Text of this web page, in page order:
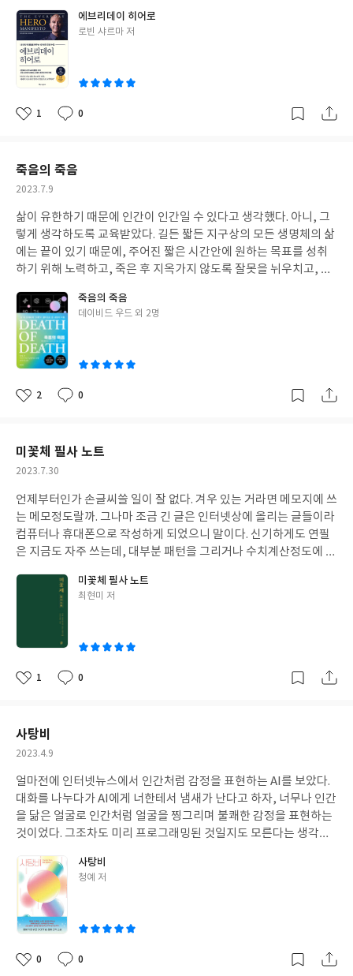
언젠가 지인에게 인기디저트는 레시피 한 장만으로도 고가에 거래
된다는 것을 들은 적이 있는데, 이 책에는 55종의 디저트레시피가
있다. 요알못이라 레시피의 요리순서를 읽어가며 머리속으로만 만
들어 보았는데, 만약 빵집이나 디저트 매장을 운영하는 분이 읽는다
면 가뜩이나 유행시기가 짧은 우리나라에서 다음에 유행할 디저트
를 미리 점쳐보는 것도 가능하지 않을까 하는 흥미로운 생각도 문득
들었다. 책을 읽으면서 살짝 아쉬운 점은 몇몇 디저트의 사진이 없는
하면서 먹고 마시는 디저트를 보며 디저트의 이름을 알아보는 것도
흥미로울 것이다.
전 지구를 긴장에 몰아넣을 수 있다는 것도 알게 되었고, 걱정없이
밟고 다니던 든든한 땅이 더이상 안전지대가 아니라는 것도 알게 되
었다. 날씨도 과거와 다르고, 전쟁중인 나라들도 이웃에 있다. 안정
과 불안정 사이의 미묘한 시소가 불안정으로 자꾸 기울고 있다는 느
낌이라 가끔은 무엇으로도 진정되지 않는 불안에 휩싸일 때도 있다.
이러한 때에는 역시 자기계발서적에 의지하고 싶은 마음이 든다. 언
고 실천안하는 독자의 문제일 뿐일텐데 말이다. 이번에 읽은 <에브
리데이 히어로>는 일상에서 승리하는 방법을 총집합시켜 놓은 것같
은 책이다. 두께가 상당한 책이고, 읽으면서 손목도 좀 아팠지만, 가
독성이 좋고 내용 자체에 공감이 많이 되어서 쉽게 읽은 것 같다. 갖
고 있는 가능성을 축소시키지 말고 더 발전시켜 나가라는 내용을 보
면서 얼마전 앞으로의 일에 대해 이야기를 나누던 중 뭘 자꾸 더 하
려고 하냐고 만류하던 지인이 떠올랐다. 당시에도 아직 수십년은 더
이 책을 권해주어야 할 1번인듯 싶다. 책의 저자가 이전에도 여러 권
의 자기계발서를 쓴 유명한 분이시고 이번 책이 이전 책까지 아우르
는 내용인 듯 해서 더 깊이가 있지 않았나 싶기도 하다. 책속에 나오
는 글 중에 어디 쪽지에라도 적어서 두고두고 읽어야겠다 싶은 내용
들도 많았고, 평소 생각하던 부분에 대한 내용도 있어서 반갑기도
했다. 사람들의 선함을 믿으라고 하면서도 체크를 잊지 말라고 하는
부분이라든가, 시도조차 하지 않으면 이길 수 없다고 반복적으로 나
면 3단계 성공공식인데, 더 나은 인식이 더 나은 선택을 낳아서 더
나은 결과를 가져온다는 것으로 당연하지만, 일상에서 적용하여 실
천하겠다고 생각해 본 적이 없는 것이라 기억에 남는다. 그리고, 소
크라테스가 교육은 빈 그릇을 채우는 일이 아니라 배움의 불꽃이 타
오르게 하는 일이라고 했다는데, 마음에 두고 나중에 써먹어야겠다
싶은 생각도 해보았다. 부를 이루는 구체적인 방법을 제시한다기 보
다 더 나은 삶을 향한 토대를 차곡차곡 다지도록 도와주는 책이라는
생각이 든다. 더운 여름 땀흘리며 몇 시간 투자하기에 아깝지 않은
에브리데이 히어로
글
로빈 샤르마 저
좋
1
댓
0
작
죽음의 죽음
작
일
2023.7.9
삶이 유한하기 때문에 인간이 인간일 수 있다고 생각했다. 아니, 그
렇게 생각하도록 교육받았다. 길든 짧든 지구상의 모든 생명체의 삶
에는 끝이 있기 때문에, 주어진 짧은 시간안에 원하는 목표를 성취
하기 위해 노력하고, 죽은 후 지옥가지 않도록 잘못을 뉘우치고, 똑
생각했다. 그런데, 만약, 내가 죽지 않는다면 이 모든 일들을 지금과
똑같이 생각할 수 있을까. 그런 때가 오면, 죽기 전에 조금이라도 복
리효과를 누리기 위해 절약하는 것도 여유가 있을 터이고, 어떤 잘
못을 저지르든 언제든지 뉘우칠 수 있으니 좀더 뻔뻔해지지 않을까
싶기도 하다. 아니, 이 모든 질문들에 앞서 과연 불멸이라는 것이 가
능한가 싶다. 이 책 <죽음의 죽음>은 이 물음에 답을 해주는 책이다.
생각하고 받아들였던 노화를 세월에 따른 당연한 수순이 아닌 하나
의 질병으로 분류하게 만들도록 빌드업을 해나간다. 아직도 지구상
에는 저소득국가들의 해결되지 못한 질병들이 남아있는데, 노화역
전을 위한 연구에 자금을 쓰는 것이 도덕적으로 옳을까 하는 부분까
지 다루고 있어서 과연 죽음의 죽음을 다루는 책이구나 싶기도 하다.
에덴동산에서 건드리지 말라고 한 생명의 나무는 사과가 아니라 유
전자를 말하는 것일꺼라고 내심 생각하고 있었던터라 조금 무섭기
30년에는 나노기술치료법이 등장하여, 2045년에는 노화를 완전히
제어하고 역전시킬 수 있을 것이라는 전망을 읽고 있노라니 이 책의
예상보다 빠르면 빠르지 더 늦지는 않게 세상이 바뀔 것이라는 기대
가 든다. 이 책의 전망에 의하면 지금 50세 이하의 사람은 생각보다
싸게 그 혜택을 받을 수 있을 것이라고 하니 해당 연령층은 희망을
가져보아도 나쁘지 않을 것이다. 그 이상의 연령대는 냉동보존을 하
면 될 것이라는데, 금액이 만만치 않다. 역시 돈이 문제가 될 줄 알았
안에도 세상이 많이 진보했고, 살아오는 동안 나의 사고방식도 많이
바뀌었다. 앞으로의 세상은 지금보다 더 많이 바뀔터인데, 내가 뒤
떨어지지 않게 바뀌는 세상에 적응할 수 있을까 조금 걱정이 되기도
한다. 아직은 막연하지만, 죽음이 필수가 아닌 선택의 시대가 되었
을 때 나는 올바른 판단을 할 수 있을지 그것이 제일 걱정이다.
죽음의 죽음
글
데이비드 우드 외 2명
좋
2
댓
0
작
미꽃체 필사 노트
작
일
2023.7.30
언제부터인가 손글씨쓸 일이 잘 없다. 겨우 있는 거라면 메모지에 쓰
는 메모정도랄까. 그나마 조금 긴 글은 인터넷상에 올리는 글들이라
컴퓨터나 휴대폰으로 작성하게 되었으니 말이다. 신기하게도 연필
은 지금도 자주 쓰는데, 대부분 패턴을 그리거나 수치계산정도에 쓰
부터 예쁘고 단정한 글씨를 좋아해서 손글씨를 멋지게 쓰는 사람은
그것만으로도 달리보이고 했었는데도 정작 나의 손글씨는 마음에
들지 않는 정도이다. 글씨를 자꾸 써보는 연습이 필요하다는 것은 자
각하고 있지만, 우선순위에서 밀린다고 할까. 변명이겠지만, 당장
크게 필요한 일이 아니다보니 연습해보겠다는 마음응 항상 있었지
만, 실천은 언제나 작심삼일에 그치곤 했다. 이번에 만나게 된 <미꽃
던 미꽃체 필사노트가 출시 1주년으로 더 업그레이드되어 나온 것
이라고 하는데, 휴대성도 높이고, 표지도 더하고, 초보자를 위한 필
기구 추천도 있고, 180도로 완전히 펼쳐지는 완전펼침제본으로 된
노트이다. 안그래도 책을 받고 책장을 넘기는데, 다른 책들과 달리
휙~ 넘어가는 느낌이라 이게 뭐지 싶었는데, 제본이 다른 책과 다르
게 되어 있어서 무려 180도로 넘길 수 있게 된 것이라고 한다. 그냥
읽는 책이라면 이게 큰 장점이 아니겠지만, 책장을 펼치고 직접 책
없는 것이다. 잘 펼쳐지지 않느 책장을 억지로 손으로 누르면서 써본
기억이 있는 사람이라면 이런 기분을 당연히 잘 알 것이라고 생각된
다. 책의 내용은 1일 1시를 따라쓸 수 있게 되어 있는데, 왼쪽의 글을
오른쪽의 줄로 된 칸 안에 적절히 쓰면서 연습할 수 있게 되어 있어
서 따라쓰기에 좋다. 거기다 바로 뒷장에는 연하게 미꽃체로 같은 내
용이 인쇄되어 있어서 그 위에 따라 쓸 수도 있게 되어 있다. 필사를
하기에 앞서 책속의 글들을 조금 읽어보았는데, 마음에 와닿고 공감
미꽃체 필사 노트
글
최현미 저
좋
1
댓
0
작
사탕비
작
일
2023.4.9
얼마전에 인터넷뉴스에서 인간처럼 감정을 표현하는 AI를 보았다.
대화를 나누다가 AI에게 너한테서 냄새가 난다고 하자, 너무나 인간
을 닮은 얼굴로 인간처럼 얼굴을 찡그리며 불쾌한 감정을 표현하는
것이었다. 그조차도 미리 프로그래밍된 것일지도 모른다는 생각도
어 섬찟한 느낌이 드는 것은 어쩔 수 없었다. '불쾌한 골짜기'가 떠올
랐다. '인간이 인간이 아닌 존재를 볼 때, 인간과 많이 닮을수록 호감
도가 높아지다가 어느 수준에 이르면 오히려 불쾌감을 느낀다'는 로
봇공학이론이다. 이 이론을 처음 들었을 때는 그냥 그렇구나 하는 생
각이었는데, 그 후, 어느 글에서 '도대체 인류의 역사 어느 부분에서
어떤 일이 있었길래 불쾌한 골짜기가 인간의 내면에 새겨진 것인
사탕비
글
청예 저
좋
0
댓
0
작